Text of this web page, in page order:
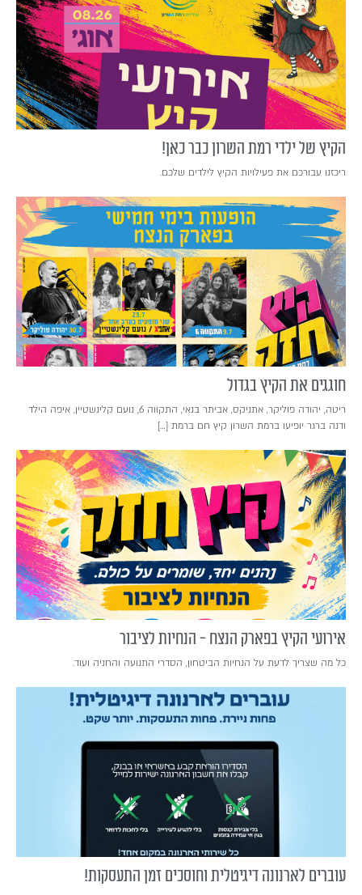
הקיץ של ילדי רמת השרון כבר כאן!
ריכזנו עבורכם את פעילויות הקיץ לילדים שלכם.
חוגגים את הקיץ בגדול
ריטה, יהודה פוליקר, אתניקס, אביתר בנאי, התקווה 6, נועם קלינשטיין, איפה הילד
ודנה ברגר יופיעו ברמת השרון קיץ חם ברמת […]
אירועי הקיץ בפארק הנצח - הנחיות לציבור
כל מה שצריך לדעת על הנחיות הביטחון, הסדרי התנועה והחניה ועוד.
עוברים לארנונה דיגיטלית וחוסכים זמן התעסקות!